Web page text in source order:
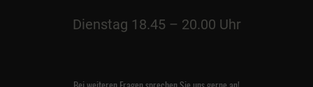
Dienstag 18.45 – 20.00 Uhr